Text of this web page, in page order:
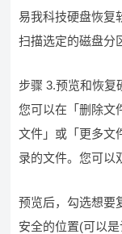
易我科技硬盘恢复
扫描选定的磁盘分
步骤 3.预览和恢复
您可以在「删除文
文件」或「更多文
录的文件。您可以
预览后，勾选想要
安全的位置(可以